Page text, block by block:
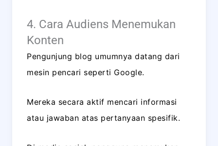
4. Cara Audiens Menemukan
Konten
Pengunjung blog umumnya datang dari
mesin pencari seperti Google.
Mereka secara aktif mencari informasi
atau jawaban atas pertanyaan spesifik.